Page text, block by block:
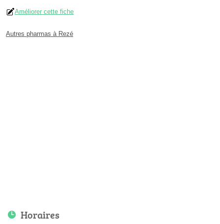
Améliorer cette fiche
Autres pharmas à Rezé
Horaires